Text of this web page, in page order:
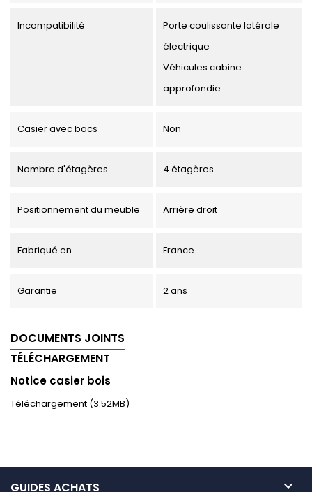
Incompatibilité
Porte coulissante latérale
électrique
Véhicules cabine
approfondie
Casier avec bacs Non
Nombre d'étagères 4 étagères
Positionnement du meuble Arrière droit
Fabriqué en France
Garantie 2 ans
DOCUMENTS JOINTS
TÉLÉCHARGEMENT
Notice casier bois
Téléchargement (3.52MB)
GUIDES ACHATS 